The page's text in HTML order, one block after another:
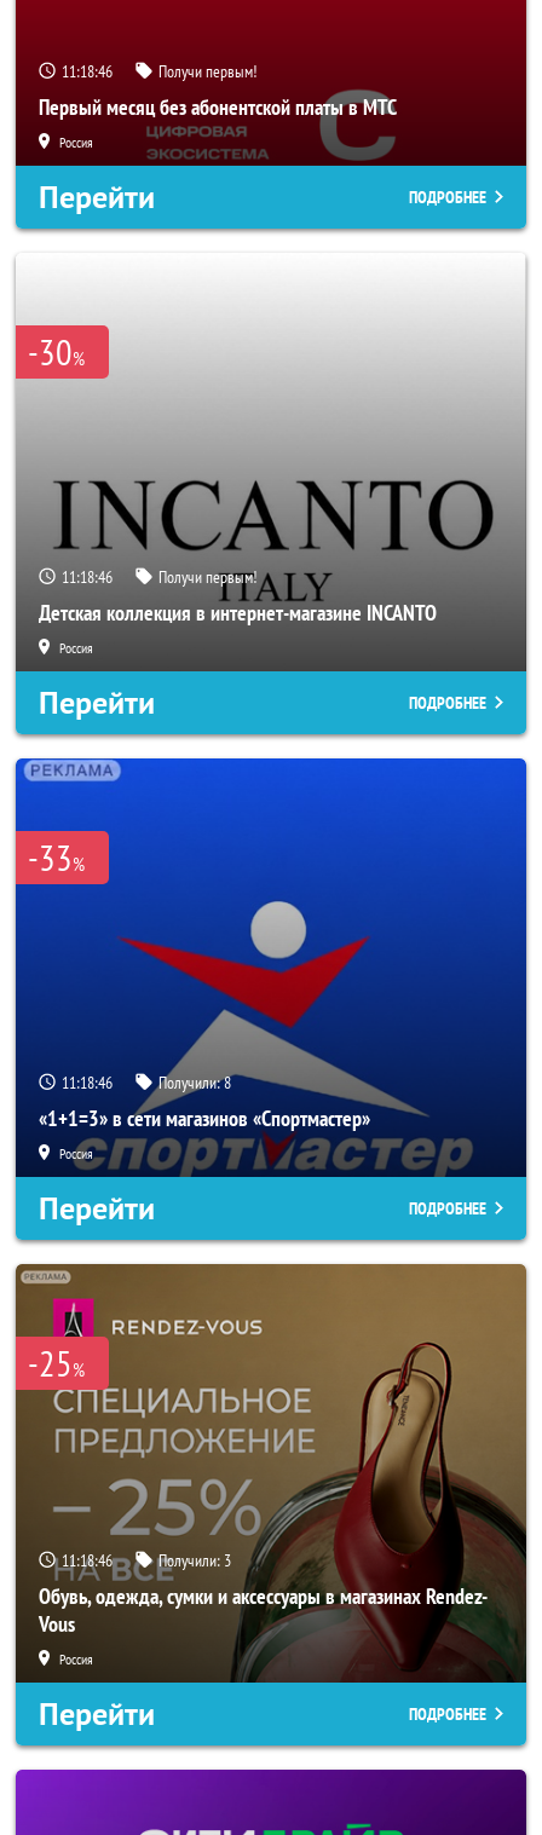
11:18:45 Получи первым!
Первый месяц без абонентской платы в МТС
Россия
Перейти ПОДРОБНЕЕ
-30%
11:18:45 Получи первым!
Детская коллекция в интернет-магазине INCANTO
Россия
Перейти ПОДРОБНЕЕ
-33%
11:18:45 Получили:8
«1+1=3» в сети магазинов «Спортмастер»
Россия
Перейти ПОДРОБНЕЕ
-25%
11:18:45 Получили: 3
Обувь, одежда, сумки и аксессуары в магазинах Rendez-
Vous
Россия
Перейти ПОДРОБНЕЕ